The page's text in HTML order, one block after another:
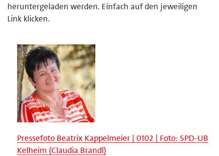
heruntergeladen werden. Einfach auf den jeweiligen
Link klicken.
Pressefoto Beatrix Kappelmeier | 0102 | Foto: SPD-UB
Kelheim (Claudia Brandl)